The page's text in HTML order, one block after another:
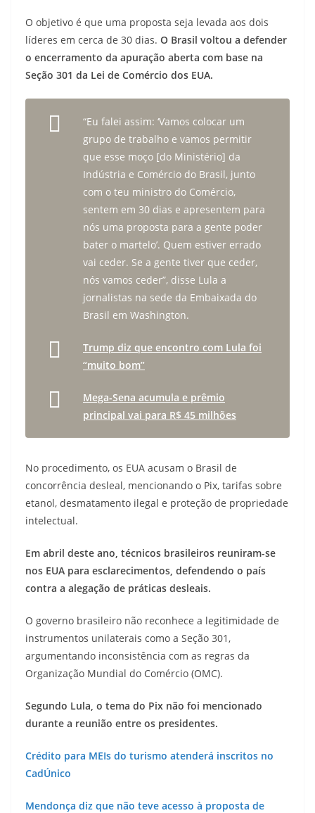
O objetivo é que uma proposta seja levada aos dois
líderes em cerca de 30 dias. O Brasil voltou a defender
o encerramento da apuração aberta com base na
Seção 301 da Lei de Comércio dos EUA.
“Eu falei assim: ‘Vamos colocar um
grupo de trabalho e vamos permitir
que esse moço [do Ministério] da
Indústria e Comércio do Brasil, junto
com o teu ministro do Comércio,
sentem em 30 dias e apresentem para
nós uma proposta para a gente poder
bater o martelo’. Quem estiver errado
vai ceder. Se a gente tiver que ceder,
nós vamos ceder”, disse Lula a
jornalistas na sede da Embaixada do
Brasil em Washington.
Trump diz que encontro com Lula foi
“muito bom”
Mega-Sena acumula e prêmio
principal vai para R$ 45 milhões
No procedimento, os EUA acusam o Brasil de
concorrência desleal, mencionando o Pix, tarifas sobre
etanol, desmatamento ilegal e proteção de propriedade
intelectual.
Em abril deste ano, técnicos brasileiros reuniram-se
nos EUA para esclarecimentos, defendendo o país
contra a alegação de práticas desleais.
O governo brasileiro não reconhece a legitimidade de
instrumentos unilaterais como a Seção 301,
argumentando inconsistência com as regras da
Organização Mundial do Comércio (OMC).
Segundo Lula, o tema do Pix não foi mencionado
durante a reunião entre os presidentes.
Crédito para MEIs do turismo atenderá inscritos no
CadÚnico
Mendonça diz que não teve acesso à proposta de